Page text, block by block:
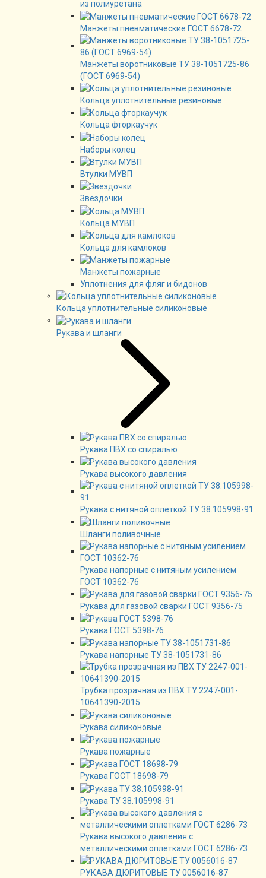
из полиуретана
Манжеты пневматические ГОСТ 6678-72
Манжеты воротниковые ТУ 38-1051725-86
(ГОСТ 6969-54)
Кольца уплотнительные резиновые
Кольца фторкаучук
Наборы колец
Втулки МУВП
Звездочки
Кольца МУВП
Кольца для камлоков
Манжеты пожарные
Уплотнения для фляг и бидонов
Кольца уплотнительные силиконовые
Рукава и шланги
Рукава ПВХ со спиралью
Рукава высокого давления
Рукава с нитяной оплеткой ТУ 38.105998-91
Шланги поливочные
Рукава напорные с нитяным усилением
ГОСТ 10362-76
Рукава для газовой сварки ГОСТ 9356-75
Рукава ГОСТ 5398-76
Рукава напорные ТУ 38-1051731-86
Трубка прозрачная из ПВХ ТУ 2247-001-
10641390-2015
Рукава силиконовые
Рукава пожарные
Рукава ГОСТ 18698-79
Рукава ТУ 38.105998-91
Рукава высокого давления с
металлическими оплетками ГОСТ 6286-73
РУКАВА ДЮРИТОВЫЕ ТУ 0056016-87